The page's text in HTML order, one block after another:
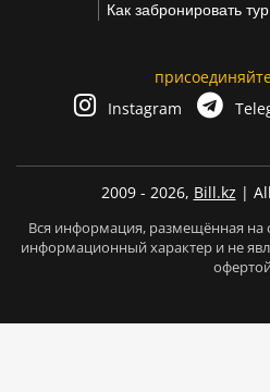
Как забронировать тур
Instagram
2009 - 2026, Bill.kz |
Вся информация, размещённая на
информационный характер и не